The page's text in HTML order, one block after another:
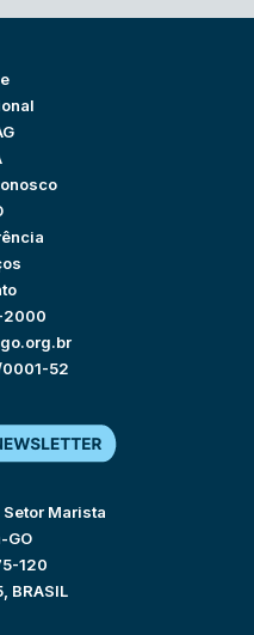
52
Setor Marista
GO
120
BRASIL